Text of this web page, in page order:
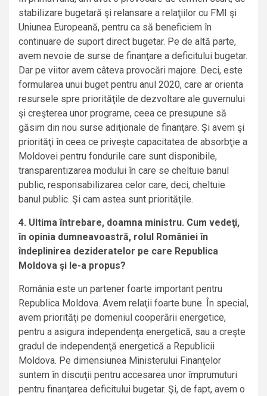
stabilizare bugetară şi relansare a relaţiilor cu FMI şi
Uniunea Europeană, pentru ca să beneficiem în
continuare de suport direct bugetar. Pe de altă parte,
avem nevoie de surse de finanţare a deficitului bugetar.
Dar pe viitor avem câteva provocări majore. Deci, este
formularea unui buget pentru anul 2020, care ar orienta
resursele spre priorităţile de dezvoltare ale guvernului
şi creşterea unor programe, ceea ce presupune să
găsim din nou surse adiţionale de finanţare. Şi avem şi
priorităţi în ceea ce priveşte capacitatea de absorbţie a
Moldovei pentru fondurile care sunt disponibile,
transparentizarea modului în care se cheltuie banul
public, responsabilizarea celor care, deci, cheltuie
banul public. Şi cam astea sunt priorităţile.
4. Ultima întrebare, doamna ministru. Cum vedeţi,
în opinia dumneavoastră, rolul României în
îndeplinirea dezideratelor pe care Republica
Moldova şi le-a propus?
România este un partener foarte important pentru
Republica Moldova. Avem relaţii foarte bune. În special,
avem priorităţi pe domeniul cooperării energetice,
pentru a asigura independenţa energetică, sau a creşte
gradul de independenţă energetică a Republicii
Moldova. Pe dimensiunea Ministerului Finanţelor
suntem în discuţii pentru accesarea unor împrumuturi
pentru finanţarea deficitului bugetar. Şi, de fapt, avem o